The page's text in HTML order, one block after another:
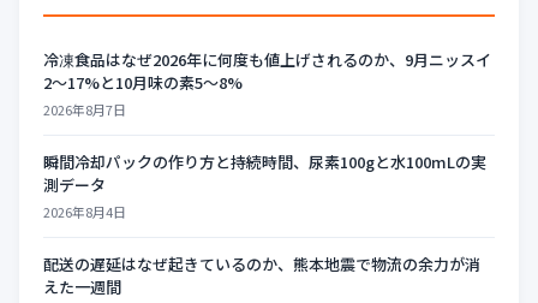
冷凍食品はなぜ2026年に何度も値上げされるのか、9月ニッスイ
2〜17%と10月味の素5〜8%
2026年8月7日
瞬間冷却パックの作り方と持続時間、尿素100gと水100mLの実
測データ
2026年8月4日
配送の遅延はなぜ起きているのか、熊本地震で物流の余力が消
えた一週間